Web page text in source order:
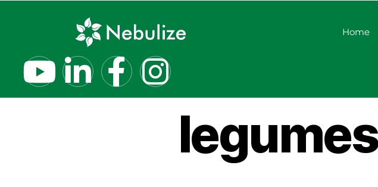
Home